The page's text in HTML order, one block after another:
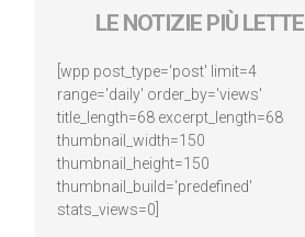
LE NOTIZIE PIÙ LETTE
[wpp post_type='post' limit=4
range='daily' order_by='views'
title_length=68 excerpt_length=68
thumbnail_width=150
thumbnail_height=150
thumbnail_build='predefined'
stats_views=0]